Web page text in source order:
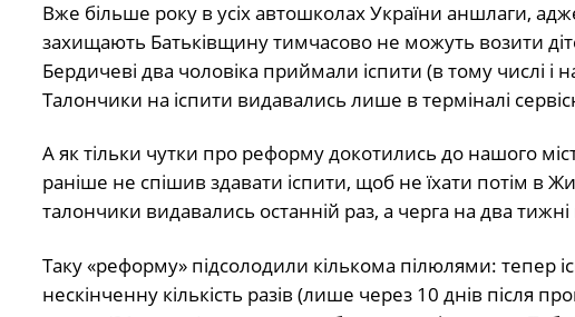
Вже більше року в усіх автошколах України аншлаги,
захищають Батьківщину тимчасово не можуть возити
Бердичеві два чоловіка приймали іспити (в тому числі і
Талончики на іспити видавались лише в терміналі
А як тільки чутки про реформу докотились до нашого
раніше не спішив здавати іспити, щоб не їхати потім в
талончики видавались останній раз, а черга на два
Таку «реформу» підсолодили кількома пілюлями: тепер
нескінченну кількість разів (лише через 10 днів після